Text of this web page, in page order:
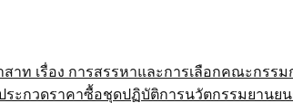
าท เรื่อง การสรรหาและการเลือกคณะกรรม
ะกวดราคาซื้อชุดปฏิบัติการนวัตกรรมยานยน